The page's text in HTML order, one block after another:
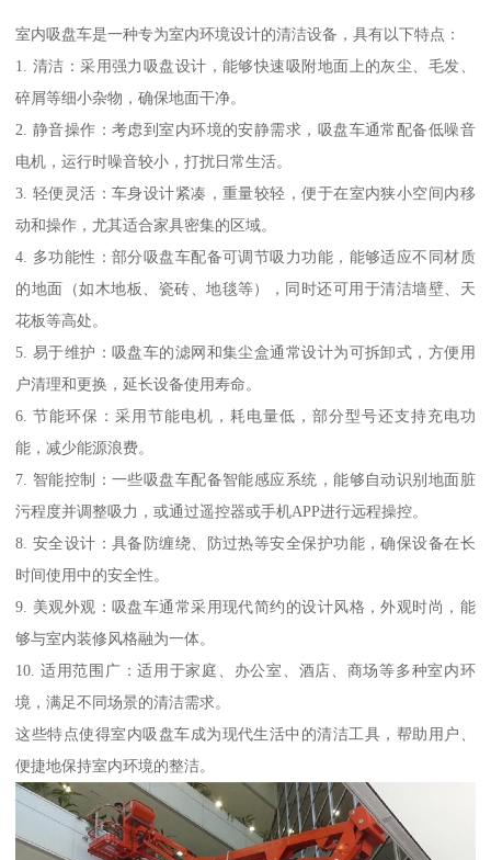
室内吸盘车是一种专为室内环境设计的清洁设备，具有以下特点：
1. 清洁：采用强力吸盘设计，能够快速吸附地面上的灰尘、毛发、
碎屑等细小杂物，确保地面干净。
2. 静音操作：考虑到室内环境的安静需求，吸盘车通常配备低噪音
电机，运行时噪音较小，打扰日常生活。
3. 轻便灵活：车身设计紧凑，重量较轻，便于在室内狭小空间内移
动和操作，尤其适合家具密集的区域。
4. 多功能性：部分吸盘车配备可调节吸力功能，能够适应不同材质
的地面（如木地板、瓷砖、地毯等），同时还可用于清洁墙壁、天
花板等高处。
5. 易于维护：吸盘车的滤网和集尘盒通常设计为可拆卸式，方便用
户清理和更换，延长设备使用寿命。
6. 节能环保：采用节能电机，耗电量低，部分型号还支持充电功
能，减少能源浪费。
7. 智能控制：一些吸盘车配备智能感应系统，能够自动识别地面脏
污程度并调整吸力，或通过遥控器或手机APP进行远程操控。
8. 安全设计：具备防缠绕、防过热等安全保护功能，确保设备在长
时间使用中的安全性。
9. 美观外观：吸盘车通常采用现代简约的设计风格，外观时尚，能
够与室内装修风格融为一体。
10. 适用范围广：适用于家庭、办公室、酒店、商场等多种室内环
境，满足不同场景的清洁需求。
这些特点使得室内吸盘车成为现代生活中的清洁工具，帮助用户、
便捷地保持室内环境的整洁。